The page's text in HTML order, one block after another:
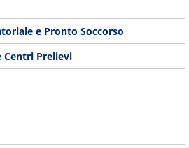
e Pronto Soccorso
Prelievi